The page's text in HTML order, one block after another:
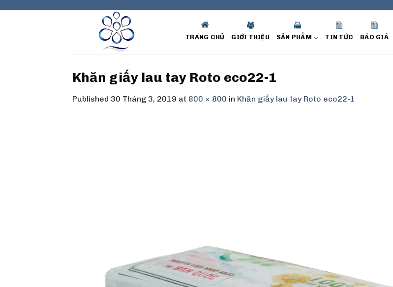
TRANG CHỦ GIỚI THIỆU SẢN PHẨM TIN TỨC BÁO GIÁ
Khăn giấy lau tay Roto eco22-1
Published 30 Tháng 3, 2019 at 800 × 800 in Khăn giấy lau tay Roto eco22-1